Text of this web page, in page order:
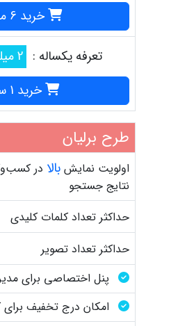
خرید 6 ماهه
تعرفه یکساله : 2 میلیون تومان
خرید 1 ساله
طرح برلیان
اولویت نمایش بالا در
نتایج جستجو
حداکثر تعداد کلمات کلیدی
حداکثر تعداد تصویر
پنل اختصاصی برای
امکان درج تخفیف برای